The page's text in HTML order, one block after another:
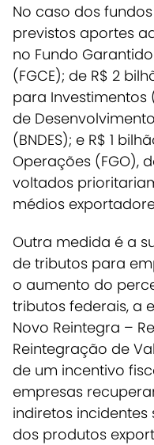
No caso dos
previstos aportes
no Fundo
(FGCE); de R$ 2
para Investimentos
de
(BNDES); e R$ 1
Operações (FGO),
voltados
médios
Outra medida é a
de tributos para
o aumento do
tributos federais, a
Novo Reintegra –
Reintegração de
de um incentivo
empresas
indiretos
dos produtos